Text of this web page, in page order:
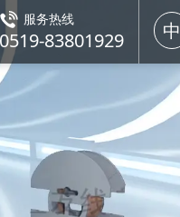
服务热线
0519-83801929 中